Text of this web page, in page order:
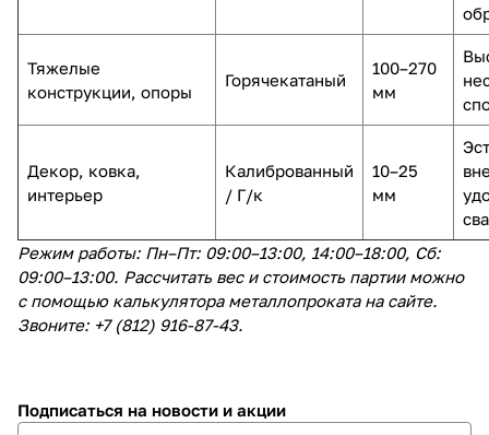
Тяжелые
конструкции, опоры
Горячекатаный
100–270
мм
Декор, ковка,
интерьер
Калиброванный
/ Г/к
10–25
мм
Режим работы: Пн–Пт: 09:00–13:00, 14:00–18:00, Сб:
09:00–13:00. Рассчитать вес и стоимость партии можно
с помощью калькулятора металлопроката на сайте.
Звоните: +7 (812) 916-87-43.
Подписаться на новости и акции